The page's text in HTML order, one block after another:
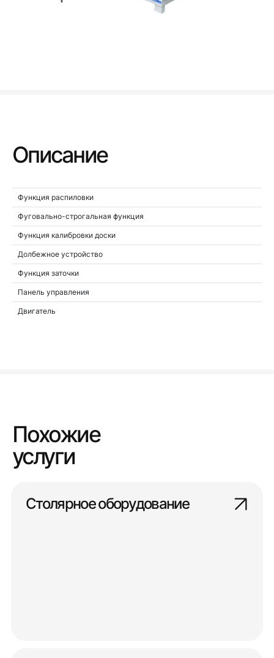
Описание
Функция распиловки
Фуговально-строгальная функция
Функция калибровки доски
Долбежное устройство
Функция заточки
Панель управления
Двигатель
Похожие
услуги
Столярное оборудование